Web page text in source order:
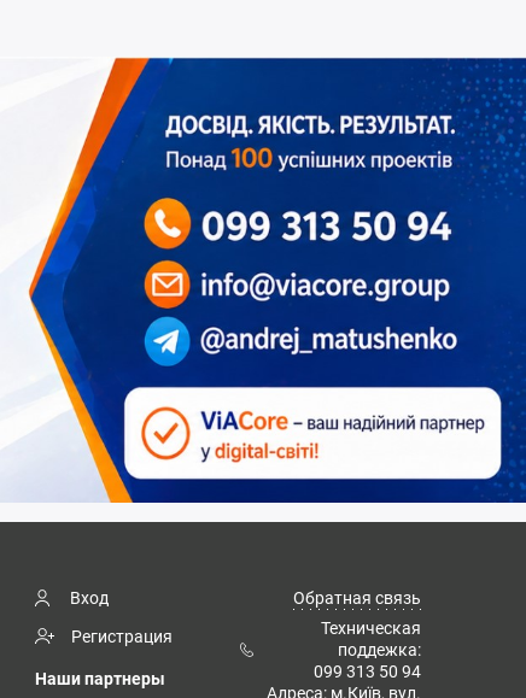
Вход
Регистрация
Наши партнеры
Обратная связь
Техническая
поддежка:
099 313 50 94
Адреса: м.Київ, вул.